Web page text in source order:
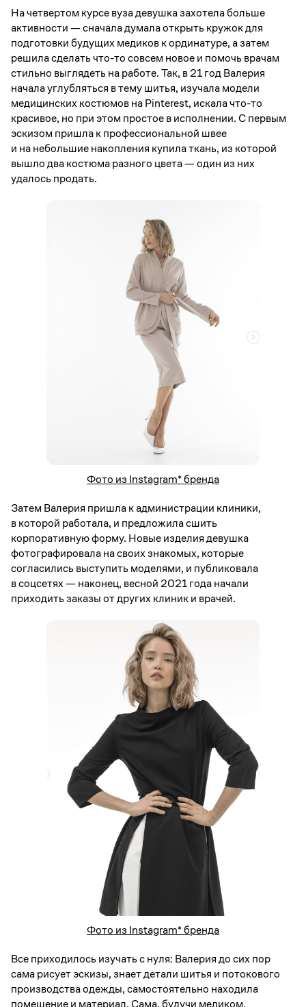
На четвертом курсе вуза девушка захотела больше
активности — сначала думала открыть кружок для
подготовки будущих медиков к ординатуре, а затем
решила сделать что-то совсем новое и помочь врачам
стильно выглядеть на работе. Так, в 21 год Валерия
начала углубляться в тему шитья, изучала модели
медицинских костюмов на Pinterest, искала что-то
красивое, но при этом простое в исполнении. С первым
эскизом пришла к профессиональной швее
и на небольшие накопления купила ткань, из которой
вышло два костюма разного цвета — один из них
удалось продать.
Фото из Instagram* бренда
Затем Валерия пришла к администрации клиники,
в которой работала, и предложила сшить
корпоративную форму. Новые изделия девушка
фотографировала на своих знакомых, которые
согласились выступить моделями, и публиковала
в соцсетях — наконец, весной 2021 года начали
приходить заказы от других клиник и врачей.
Фото из Instagram* бренда
Все приходилось изучать с нуля: Валерия до сих пор
сама рисует эскизы, знает детали шитья и потокового
производства одежды, самостоятельно находила